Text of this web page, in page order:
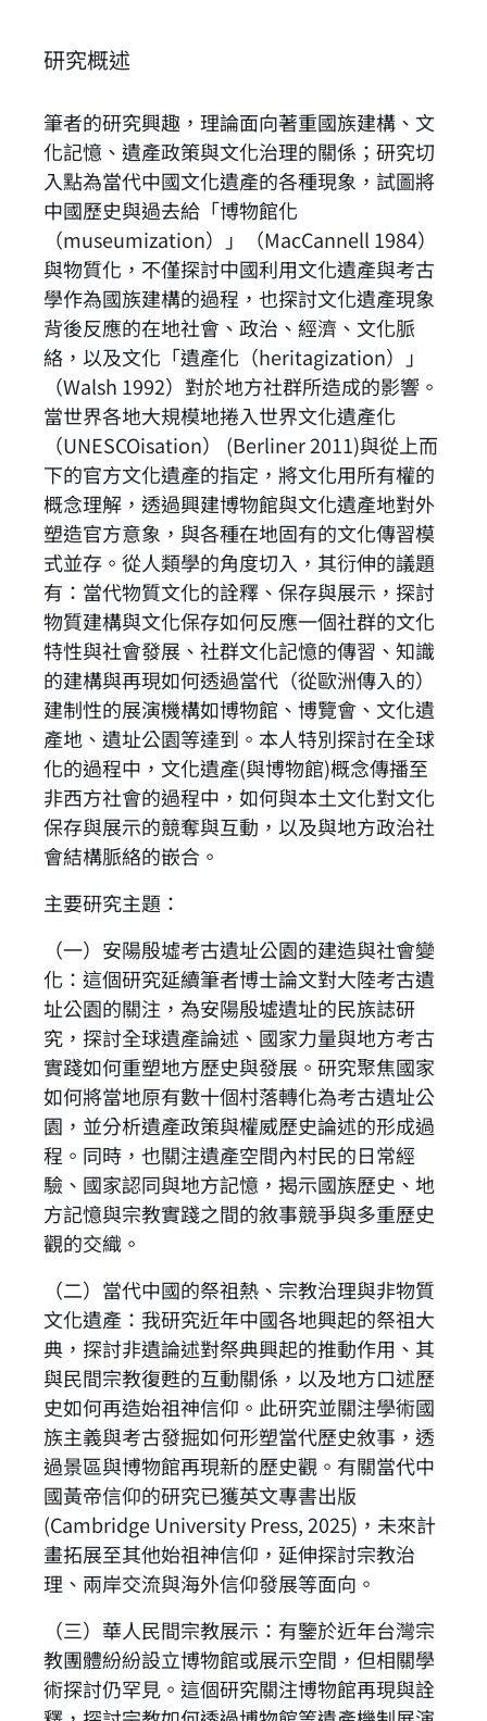
研究概述
​筆者的研究興趣，理論面向著重國族建構、文
化記憶、遺產政策與文化治理的關係；研究切
入點為當代中國文化遺產的各種現象，試圖將
中國歷史與過去給「博物館化
（museumization）」（MacCannell 1984）
與物質化，不僅探討中國利用文化遺產與考古
學作為國族建構的過程，也探討文化遺產現象
背後反應的在地社會、政治、經濟、文化脈
絡，以及文化「遺產化（heritagization）」
（Walsh 1992）對於地方社群所造成的影響。
當世界各地大規模地捲入世界文化遺產化
（UNESCOisation） (Berliner 2011)與從上而
下的官方文化遺產的指定，將文化用所有權的
概念理解，透過興建博物館與文化遺產地對外
塑造官方意象，與各種在地固有的文化傳習模
式並存。從人類學的角度切入，其衍伸的議題
有：當代物質文化的詮釋、保存與展示，探討
物質建構與文化保存如何反應一個社群的文化
特性與社會發展、社群文化記憶的傳習、知識
的建構與再現如何透過當代（從歐洲傳入的）
建制性的展演機構如博物館、博覽會、文化遺
產地、遺址公園等達到。本人特別探討在全球
化的過程中，文化遺產(與博物館)概念傳播至
非西方社會的過程中，如何與本土文化對文化
保存與展示的競奪與互動，以及與地方政治社
會結構脈絡的嵌合。
主要研究主題：
（一）安陽殷墟考古遺址公園的建造與社會變
化：這個研究延續筆者博士論文對大陸考古遺
址公園的關注，為安陽殷墟遺址的民族誌研
究，探討全球遺產論述、國家力量與地方考古
實踐如何重塑地方歷史與發展。研究聚焦國家
如何將當地原有數十個村落轉化為考古遺址公
園，並分析遺產政策與權威歷史論述的形成過
程。同時，也關注遺產空間內村民的日常經
驗、國家認同與地方記憶，揭示國族歷史、地
方記憶與宗教實踐之間的敘事競爭與多重歷史
觀的交織。
（二）當代中國的祭祖熱、宗教治理與非物質
文化遺產：我研究近年中國各地興起的祭祖大
典，探討非遺論述對祭典興起的推動作用、其
與民間宗教復甦的互動關係，以及地方口述歷
史如何再造始祖神信仰。此研究並關注學術國
族主義與考古發掘如何形塑當代歷史敘事，透
過景區與博物館再現新的歷史觀。有關當代中
國黃帝信仰的研究已獲英文專書出版
(Cambridge University Press, 2025)，未來計
畫拓展至其他始祖神信仰，延伸探討宗教治
理、兩岸交流與海外信仰發展等面向。
（三）華人民間宗教展示：有鑒於近年台灣宗
教團體紛紛設立博物館或展示空間，但相關學
術探討仍罕見。這個研究關注博物館再現與詮